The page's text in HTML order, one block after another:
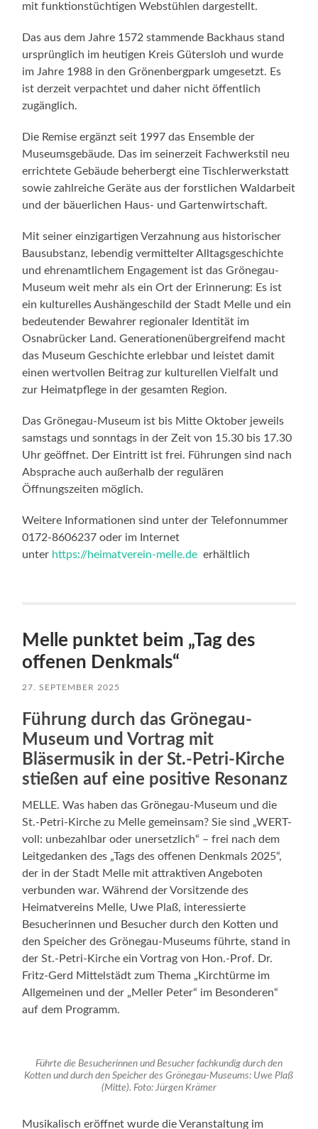
mit funktionstüchtigen Webstühlen dargestellt.
Das aus dem Jahre 1572 stammende Backhaus stand
ursprünglich im heutigen Kreis Gütersloh und wurde
im Jahre 1988 in den Grönenbergpark umgesetzt. Es
ist derzeit verpachtet und daher nicht öffentlich
zugänglich.
Die Remise ergänzt seit 1997 das Ensemble der
Museumsgebäude. Das im seinerzeit Fachwerkstil neu
errichtete Gebäude beherbergt eine Tischlerwerkstatt
sowie zahlreiche Geräte aus der forstlichen Waldarbeit
und der bäuerlichen Haus- und Gartenwirtschaft.
Mit seiner einzigartigen Verzahnung aus historischer
Bausubstanz, lebendig vermittelter Alltagsgeschichte
und ehrenamtlichem Engagement ist das Grönegau-
Museum weit mehr als ein Ort der Erinnerung: Es ist
ein kulturelles Aushängeschild der Stadt Melle und ein
bedeutender Bewahrer regionaler Identität im
Osnabrücker Land. Generationenübergreifend macht
das Museum Geschichte erlebbar und leistet damit
einen wertvollen Beitrag zur kulturellen Vielfalt und
zur Heimatpflege in der gesamten Region.
Das Grönegau-Museum ist bis Mitte Oktober jeweils
samstags und sonntags in der Zeit von 15.30 bis 17.30
Uhr geöffnet. Der Eintritt ist frei. Führungen sind nach
Absprache auch außerhalb der regulären
Öffnungszeiten möglich.
Weitere Informationen sind unter der Telefonnummer
0172-8606237 oder im Internet
unter https://heimatverein-melle.de erhältlich
Melle punktet beim „Tag des
offenen Denkmals“
27. SEPTEMBER 2025
Führung durch das Grönegau-
Museum und Vortrag mit
Bläsermusik in der St.-Petri-Kirche
stießen auf eine positive Resonanz
MELLE. Was haben das Grönegau-Museum und die
St.-Petri-Kirche zu Melle gemeinsam? Sie sind „WERT-
voll: unbezahlbar oder unersetzlich“ – frei nach dem
Leitgedanken des „Tags des offenen Denkmals 2025“,
der in der Stadt Melle mit attraktiven Angeboten
verbunden war. Während der Vorsitzende des
Heimatvereins Melle, Uwe Plaß, interessierte
Besucherinnen und Besucher durch den Kotten und
den Speicher des Grönegau-Museums führte, stand in
der St.-Petri-Kirche ein Vortrag von Hon.-Prof. Dr.
Fritz-Gerd Mittelstädt zum Thema „Kirchtürme im
Allgemeinen und der „Meller Peter“ im Besonderen“
auf dem Programm.
Führte die Besucherinnen und Besucher fachkundig durch den
Kotten und durch den Speicher des Grönegau-Museums: Uwe Plaß
(Mitte). Foto: Jürgen Krämer
Musikalisch eröffnet wurde die Veranstaltung im